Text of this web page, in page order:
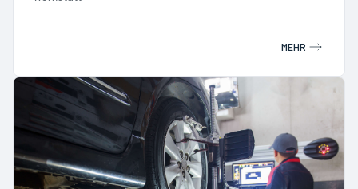
MEHR